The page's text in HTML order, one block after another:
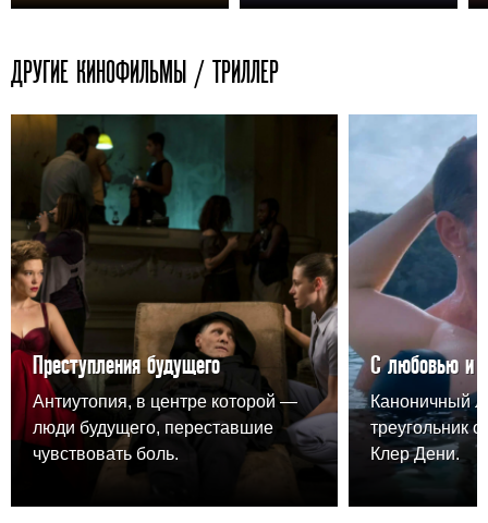
ДРУГИЕ КИНОФИЛЬМЫ / ТРИЛЛЕР
Преступления будущего
Антиутопия, в центре которой —
люди будущего, переставшие
чувствовать боль.
С любовью и
Каноничный
треугольник
Клер Дени.